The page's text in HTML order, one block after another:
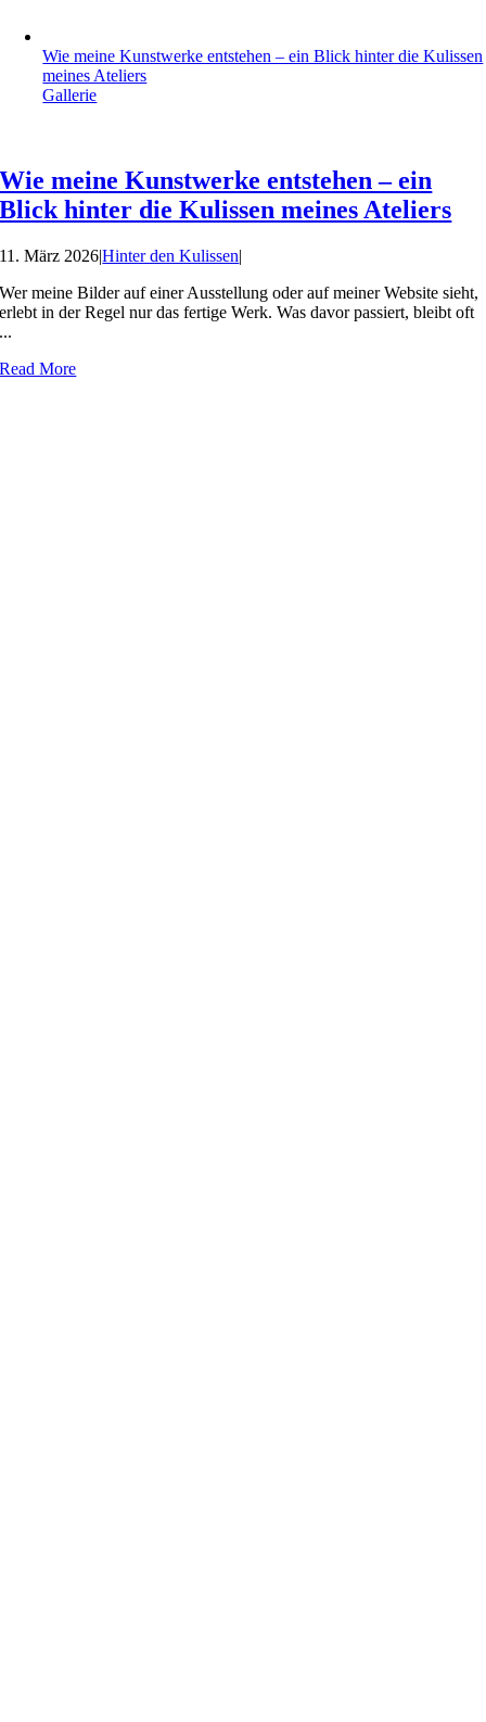
Wie meine Kunstwerke entstehen – ein Blick hinter die Kulissen
meines Ateliers
Gallerie
Wie meine Kunstwerke entstehen – ein
Blick hinter die Kulissen meines Ateliers
11. März 2026|Hinter den Kulissen|
Wer meine Bilder auf einer Ausstellung oder auf meiner Website sieht,
erlebt in der Regel nur das fertige Werk. Was davor passiert, bleibt oft
...
Read More